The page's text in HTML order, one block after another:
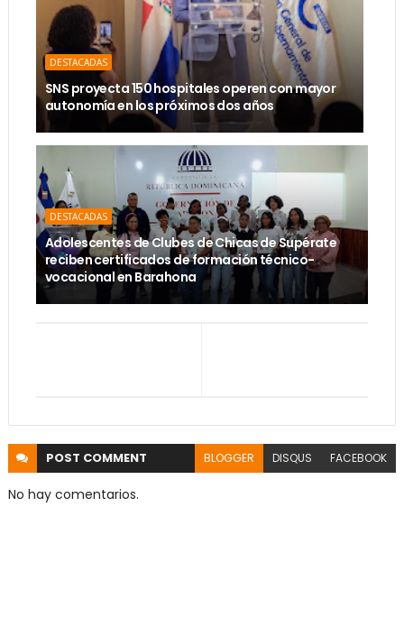
DESTACADAS
SNS proyecta 150 hospitales operen con mayor
autonomía en los próximos dos años
DESTACADAS
Adolescentes de Clubes de Chicas de Supérate
reciben certificados de formación técnico-
vocacional en Barahona
POST COMMENT BLOGGER DISQUS FACEBOOK
No hay comentarios.